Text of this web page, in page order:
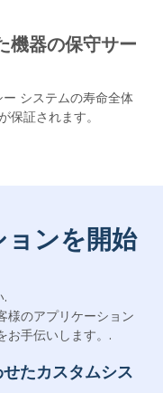
機器の保守サー
システムの寿命全体
保証されます。
ョンを開始
.
様のアプリケーション
お手伝いします。.
たカスタムシス